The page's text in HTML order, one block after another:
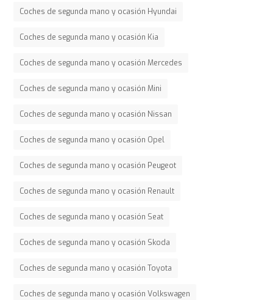
Coches de segunda mano y ocasión Hyundai
Coches de segunda mano y ocasión Kia
Coches de segunda mano y ocasión Mercedes
Coches de segunda mano y ocasión Mini
Coches de segunda mano y ocasión Nissan
Coches de segunda mano y ocasión Opel
Coches de segunda mano y ocasión Peugeot
Coches de segunda mano y ocasión Renault
Coches de segunda mano y ocasión Seat
Coches de segunda mano y ocasión Skoda
Coches de segunda mano y ocasión Toyota
Coches de segunda mano y ocasión Volkswagen